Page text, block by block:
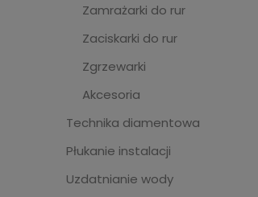
Zamrażarki do rur
Zaciskarki do rur
Zgrzewarki
Akcesoria
Technika diamentowa
Płukanie instalacji
Uzdatnianie wody